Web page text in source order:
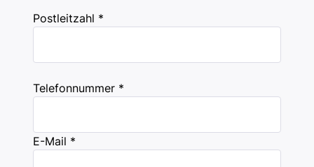
Postleitzahl *
Telefonnummer *
E-Mail *